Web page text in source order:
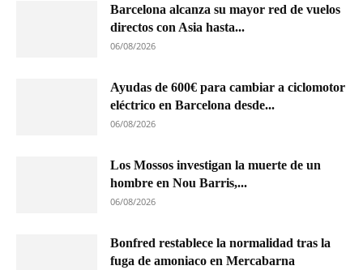
Barcelona alcanza su mayor red de vuelos
directos con Asia hasta...
06/08/2026
Ayudas de 600€ para cambiar a ciclomotor
eléctrico en Barcelona desde...
06/08/2026
Los Mossos investigan la muerte de un
hombre en Nou Barris,...
06/08/2026
Bonfred restablece la normalidad tras la
fuga de amoniaco en Mercabarna